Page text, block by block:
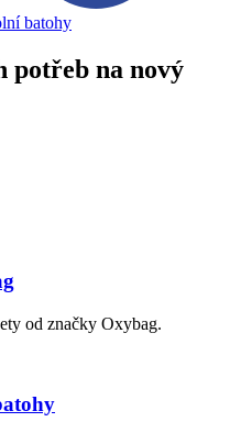
batohy
potřeb na nový
od značky Oxybag.